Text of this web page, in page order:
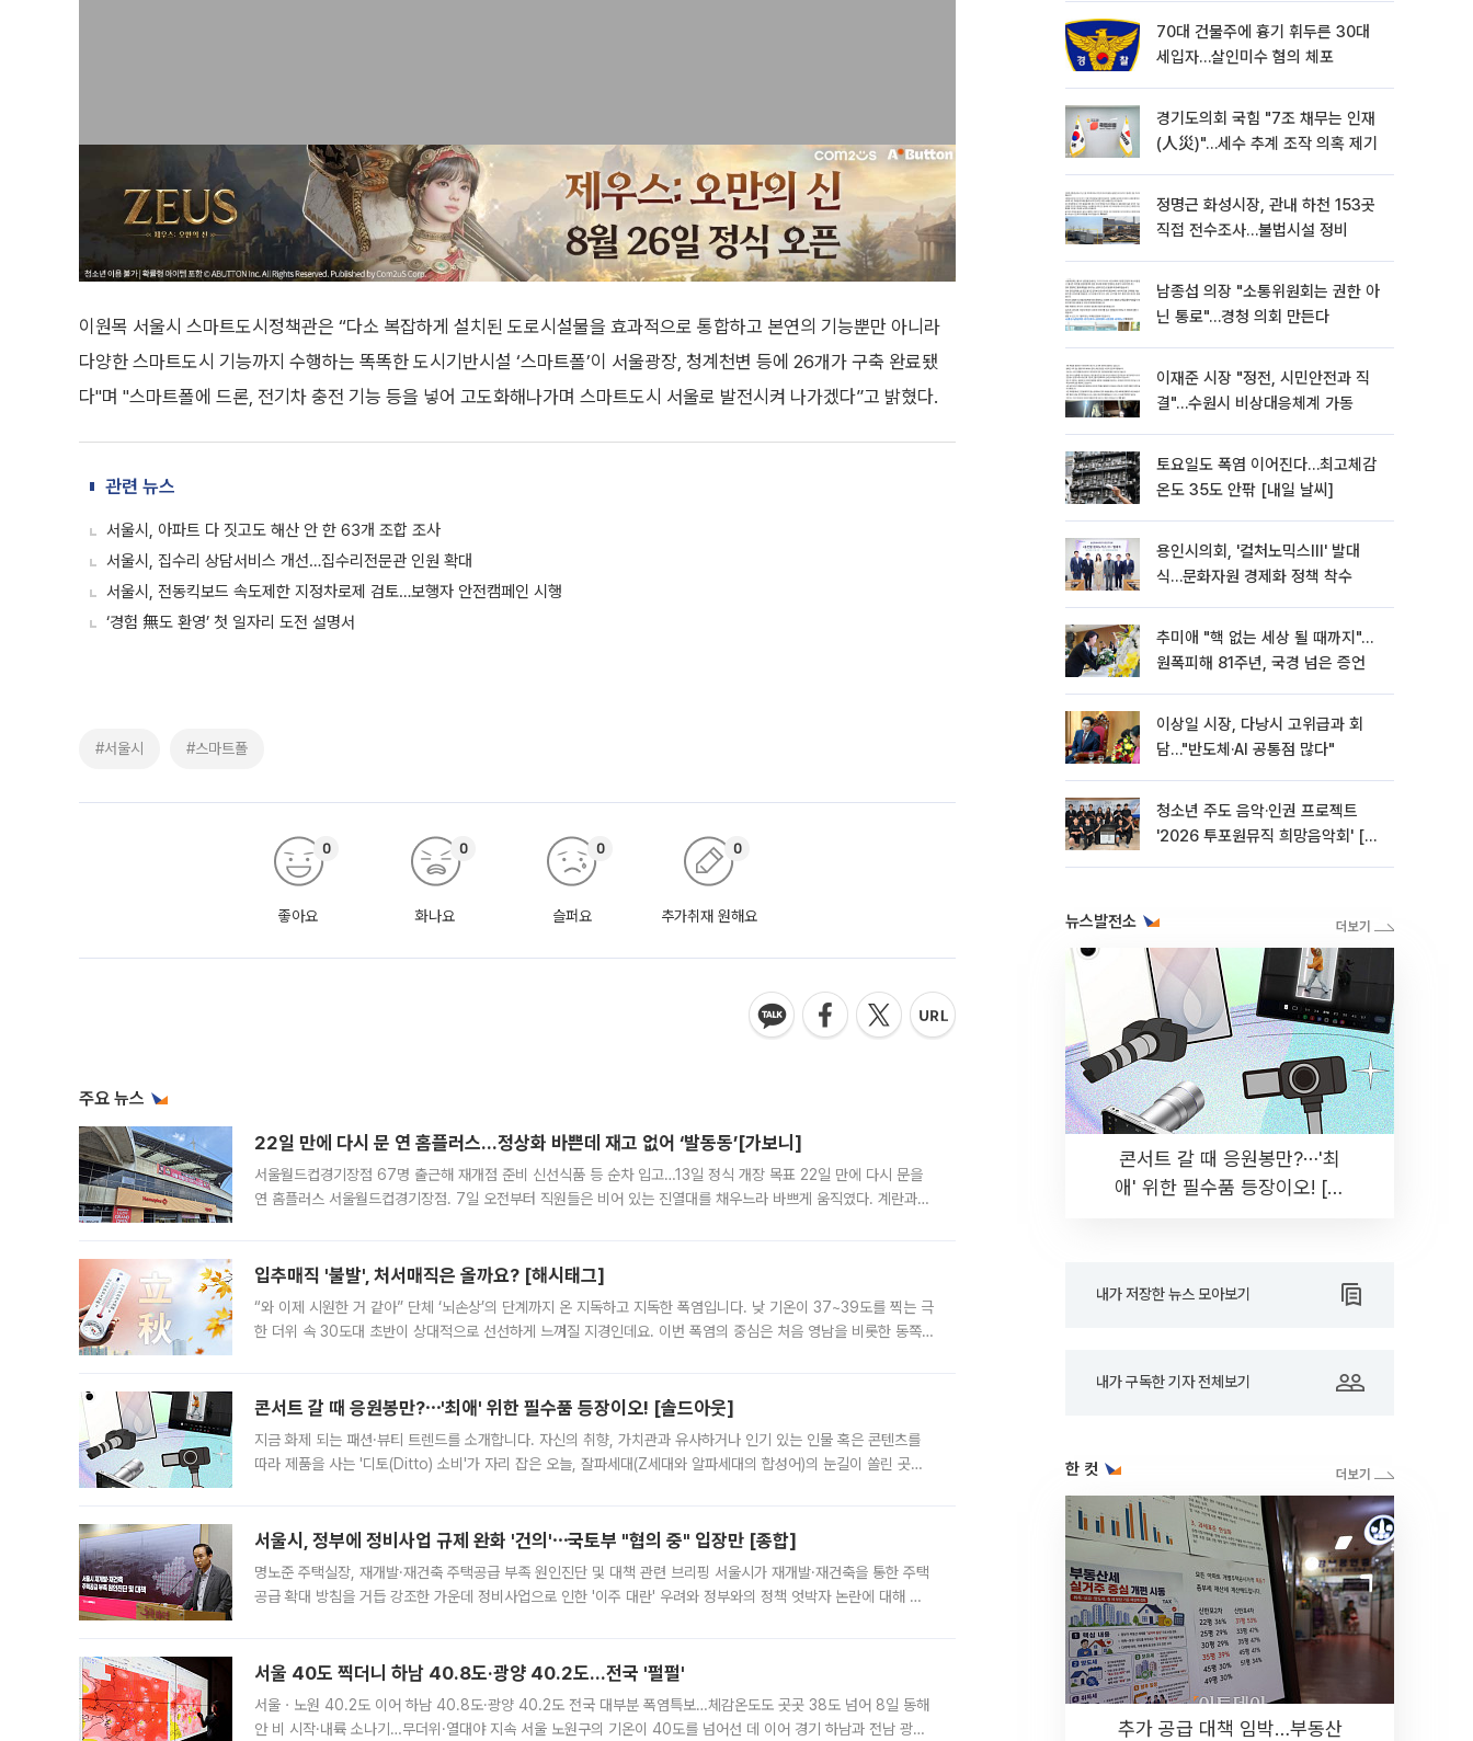
이원목 서울시 스마트도시정책관은 “다소 복잡하게 설치된 도로시설물을 효과적으로 통합하고 본연의 기능뿐만 아니라
다양한 스마트도시 기능까지 수행하는 똑똑한 도시기반시설 ‘스마트폴’이 서울광장, 청계천변 등에 26개가 구축 완료됐
다"며 "스마트폴에 드론, 전기차 충전 기능 등을 넣어 고도화해나가며 스마트도시 서울로 발전시켜 나가겠다”고 밝혔다.
관련 뉴스
서울시, 아파트 다 짓고도 해산 안 한 63개 조합 조사
서울시, 집수리 상담서비스 개선…집수리전문관 인원 확대
서울시, 전동킥보드 속도제한 지정차로제 검토…보행자 안전캠페인 시행
‘경험 無도 환영’ 첫 일자리 도전 설명서
#서울시 #스마트폴
좋아요
0
화나요
0
슬퍼요
0
추가취재 원해요
0
주요 뉴스
22일 만에 다시 문 연 홈플러스…정상화 바쁜데 재고 없어 ‘발동동’[가보니]
서울월드컵경기장점 67명 출근해 재개점 준비 신선식품 등 순차 입고…13일 정식 개장 목표 22일 만에 다시 문을
연 홈플러스 서울월드컵경기장점. 7일 오전부터 직원들은 비어 있는 진열대를 채우느라 바쁘게 움직였다. 계란과
입추매직 '불발', 처서매직은 올까요? [해시태그]
“와 이제 시원한 거 같아” 단체 ‘뇌손상’의 단계까지 온 지독하고 지독한 폭염입니다. 낮 기온이 37~39도를 찍는 극
한 더위 속 30도대 초반이 상대적으로 선선하게 느껴질 지경인데요. 이번 폭염의 중심은 처음 영남을 비롯한 동쪽
콘서트 갈 때 응원봉만?⋯'최애' 위한 필수품 등장이오! [솔드아웃]
지금 화제 되는 패션·뷰티 트렌드를 소개합니다. 자신의 취향, 가치관과 유사하거나 인기 있는 인물 혹은 콘텐츠를
따라 제품을 사는 '디토(Ditto) 소비'가 자리 잡은 오늘, 잘파세대(Z세대와 알파세대의 합성어)의 눈길이 쏠린 곳은
서울시, 정부에 정비사업 규제 완화 '건의'⋯국토부 "협의 중" 입장만 [종합]
명노준 주택실장, 재개발·재건축 주택공급 부족 원인진단 및 대책 관련 브리핑 서울시가 재개발·재건축을 통한 주택
공급 확대 방침을 거듭 강조한 가운데 정비사업으로 인한 '이주 대란' 우려와 정부와의 정책 엇박자 논란에 대해 정
서울 40도 찍더니 하남 40.8도·광양 40.2도…전국 '펄펄'
서울ㆍ노원 40.2도 이어 하남 40.8도·광양 40.2도 전국 대부분 폭염특보…체감온도도 곳곳 38도 넘어 8일 동해
안 비 시작·내륙 소나기…무더위·열대야 지속 서울 노원구의 기온이 40도를 넘어선 데 이어 경기 하남과 전남 광양
70대 건물주에 흉기 휘두른 30대
세입자…살인미수 혐의 체포
경기도의회 국힘 "7조 채무는 인재
(人災)"…세수 추계 조작 의혹 제기
정명근 화성시장, 관내 하천 153곳
직접 전수조사…불법시설 정비
남종섭 의장 "소통위원회는 권한 아
닌 통로"…경청 의회 만든다
이재준 시장 "정전, 시민안전과 직
결"…수원시 비상대응체계 가동
토요일도 폭염 이어진다…최고체감
온도 35도 안팎 [내일 날씨]
용인시의회, '컬처노믹스Ⅲ' 발대
식…문화자원 경제화 정책 착수
추미애 "핵 없는 세상 될 때까지"…
원폭피해 81주년, 국경 넘은 증언
이상일 시장, 다낭시 고위급과 회
담…"반도체·AI 공통점 많다"
청소년 주도 음악·인권 프로젝트
'2026 투포원뮤직 희망음악회' [포
뉴스발전소
콘서트 갈 때 응원봉만?⋯'최
애' 위한 필수품 등장이오! [솔
내가 저장한 뉴스 모아보기
내가 구독한 기자 전체보기
한 컷
추가 공급 대책 임박…부동산